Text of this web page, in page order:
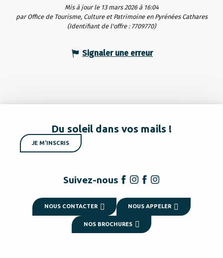
Mis à jour le 13 mars 2026 à 16:04
par Office de Tourisme, Culture et Patrimoine en Pyrénées Cathares
(Identifiant de l'offre : 7709770)
Signaler une erreur
Du soleil dans vos mails !
JE M'INSCRIS
Suivez-nous
NOUS CONTACTER NOUS APPELER
NOS BROCHURES